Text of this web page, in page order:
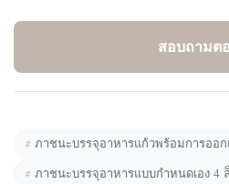
สอบถามต
# ภาชนะบรรจุอาหารแก้วพร้อมการออ
# ภาชนะบรรจุอาหารแบบกำหนดเอง 4